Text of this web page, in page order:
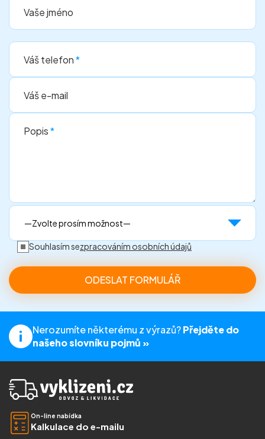
Vaše jméno
Váš telefon*
Váš e-mail
Popis*
Souhlasím sezpracováním osobních údajů
Nerozumíte některému z výrazů?Přejděte do
našeho slovníku pojmů »
On-line nabídka
Kalkulace do e-mailu